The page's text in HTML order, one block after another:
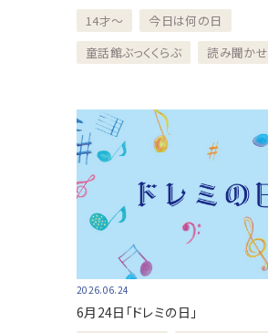
14才～
今日は何の日
童話館ぶっくくらぶ
読み聞かせ
2026.06.24
6月24日「ドレミの日」